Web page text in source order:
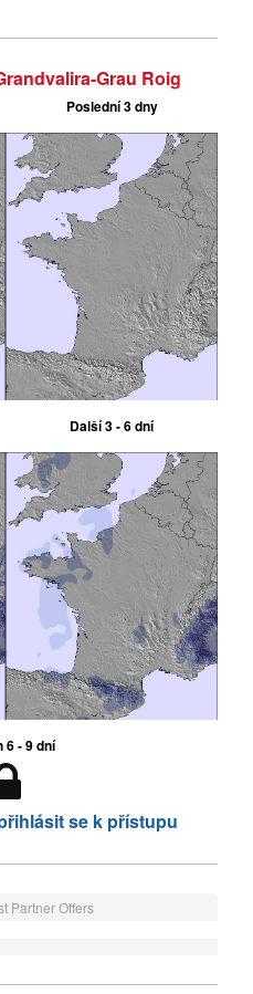
Grau Roig
Poslední 3 dny
Další 3 - 6 dní
6 - 9 dní
se k přístupu
Partner Offers